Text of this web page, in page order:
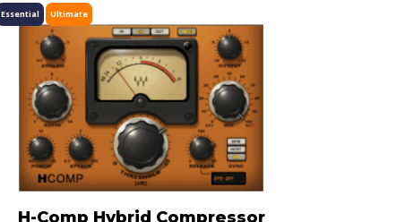
Ultimate
Essential
H-Comp Hybrid Compressor